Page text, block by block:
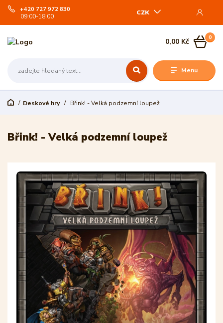
Menu
CZK
+420 727 972 830
09:00-18:00
0
0,00 Kč
Deskové hry Břink! - Velká podzemní loupež
Břink! - Velká podzemní loupež